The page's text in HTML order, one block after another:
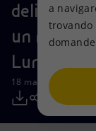
Mission e
Persone e
Net Zero
Modello
Tecnologie
Attività nel
Casa
Imprese
Mobilità
delibera di
un nuovo
Lungo
18 marzo 2020 -
a